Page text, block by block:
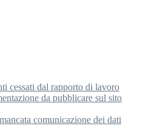
cessati dal rapporto di lavoro
da pubblicare sul sito
comunicazione dei dati